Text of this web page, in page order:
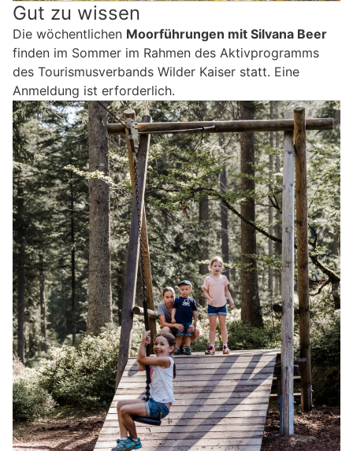
Gut zu wissen
Die wöchentlichen Moorführungen mit Silvana Beer
finden im Sommer im Rahmen des Aktivprogramms
des Tourismusverbands Wilder Kaiser statt. Eine
Anmeldung ist erforderlich.